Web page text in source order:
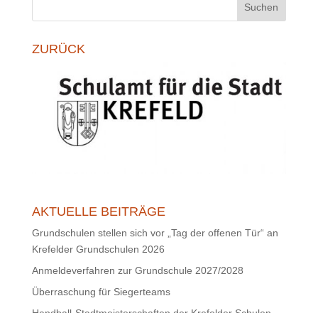
Suchen
ZURÜCK
AKTUELLE BEITRÄGE
Grundschulen stellen sich vor „Tag der offenen Tür“ an
Krefelder Grundschulen 2026
Anmeldeverfahren zur Grundschule 2027/2028
Überraschung für Siegerteams